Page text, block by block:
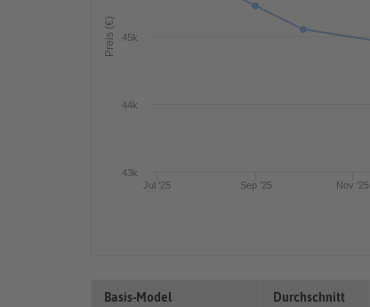
Preis (€)
Jul '25 Sep '25 Nov '25
43k
44k
45k
Basis-Model Durchschnitt